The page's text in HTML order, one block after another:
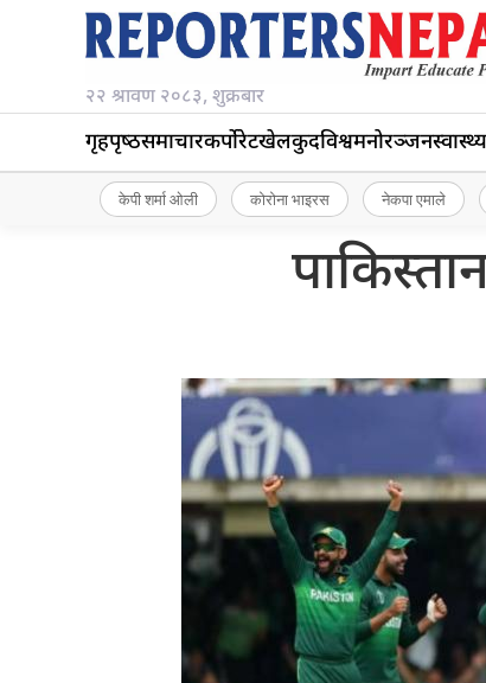
२२ श्रावण २०८३, शुक्रबार
गृहपृष्‍ठसमाचारकर्पोरेटखेलकुदविश्वमनोरञ्जनस्वास्थ्य
केपी शर्मा ओली कोरोना भाइरस नेकपा एमाले